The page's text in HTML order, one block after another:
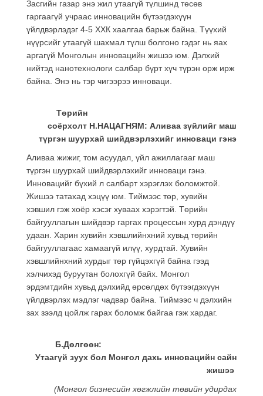
Засгийн газар энэ жил утаагүй түлшинд төсөв
гаргаагүй учраас инновацийн бүтээгдэхүүн
үйлдвэрлэдэг 4-5 ХХК хаалгаа барьж байна. Түүхий
нүүрсийг утаагүй шахмал түлш болгоно гэдэг нь яах
аргагүй Монголын инновацийн жишээ юм. Дэлхий
нийтэд нанотехнологи салбар бүрт хүч түрэн орж ирж
байна. Энэ нь тэр чигээрээ инноваци.
Төрийн
соёрхолт Н.НАЦАГНЯМ: Аливаа зүйлийг маш
түргэн шуурхай шийдвэрлэхийг инноваци гэнэ
Аливаа жижиг, том асуудал, үйл ажиллагааг маш
түргэн шуурхай шийдвэрлэхийг инноваци гэнэ.
Инновацийг бүхий л салбарт хэрэглэх боломжтой.
Жишээ татахад хэцүү юм. Тиймээс төр, хувийн
хэвшил гэж хоёр хэсэг хуваах хэрэгтэй. Төрийн
байгууллагын шийдвэр гаргах процессын хурд дэндүү
удаан. Харин хувийн хэвшлийнхний хувьд төрийн
байгууллагаас хамаагүй илүү, хурдтай. Хувийн
хэвшлийнхний хурдыг төр гүйцэхгүй байна гээд
хэлчихэд буруутан болохгүй байх. Монгол
эрдэмтдийн хувьд дэлхийд өрсөлдөх бүтээгдэхүүн
үйлдвэрлэх мэдлэг чадвар байна. Тиймээс ч дэлхийн
зах зээлд цойлж гарах боломж байгаа гэж хардаг.
Б.Дөлгөөн:
Утаагүй зуух бол Монгол дахь инновацийн сайн
жишээ
(Монгол бизнесийн хөгжлийн төвийн удирдах